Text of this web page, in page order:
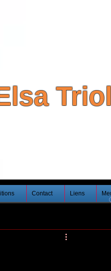
Contact Liens